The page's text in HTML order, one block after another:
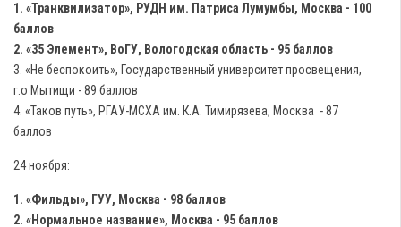
1. «Транквилизатор», РУДН им. Патриса Лумумбы, Москва - 100
баллов
2. «35 Элемент», ВоГУ, Вологодская область - 95 баллов
3. «Не беспокоить», Государственный университет просвещения,
г.о Мытищи - 89 баллов
4. «Таков путь», РГАУ-МСХА им. К.А. Тимирязева, Москва - 87
баллов
24 ноября:
1. «Фильды», ГУУ, Москва - 98 баллов
2. «Нормальное название», Москва - 95 баллов